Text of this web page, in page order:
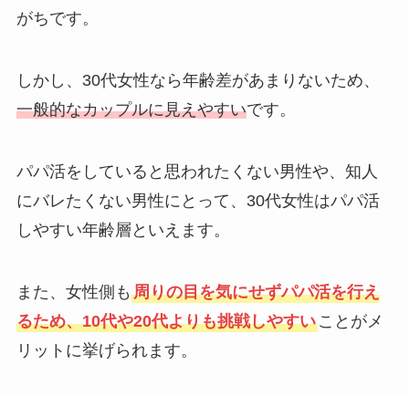
がちです。
しかし、30代女性なら年齢差があまりないため、
一般的なカップルに見えやすいです。
パパ活をしていると思われたくない男性や、知人
にバレたくない男性にとって、30代女性はパパ活
しやすい年齢層といえます。
また、女性側も 周りの目を気にせずパパ活を行え
るため、10代や20代よりも挑戦しやすいことがメ
リットに挙げられます。